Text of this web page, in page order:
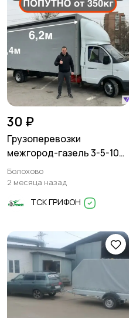
30 ₽
Грузоперевозки
межгород-газель 3-5-10
тонн
Болохово
2 месяца назад
ТСК ГРИФОН